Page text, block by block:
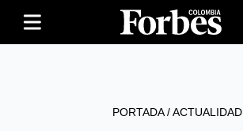
PORTADA/ACTUALIDAD